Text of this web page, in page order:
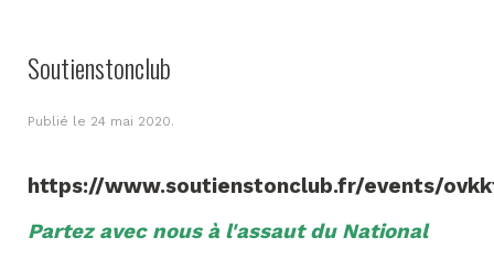
Soutienstonclub
Publié le 24 mai 2020.
https://www.soutienstonclub.fr/events/
Partez avec nous à l'assaut du National